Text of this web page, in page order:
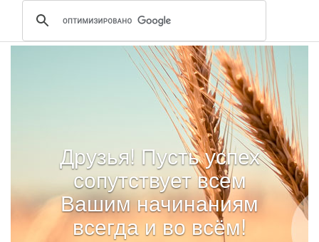
Друзья! Пусть успех
сопутствует всем
Вашим начинаниям
всегда и во всём!